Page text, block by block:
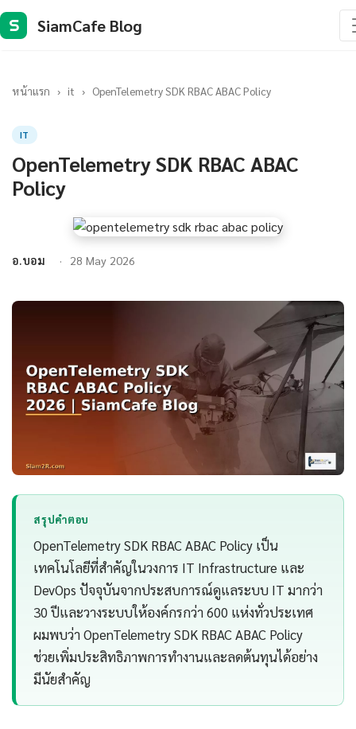
S SiamCafe Blog
หน้าแรก › it › OpenTelemetry SDK RBAC ABAC Policy
IT
OpenTelemetry SDK RBAC ABAC
Policy
อ.บอม 28 May 2026
สรุปคำตอบ
OpenTelemetry SDK RBAC ABAC Policy เป็น
เทคโนโลยีที่สำคัญในวงการ IT Infrastructure และ
DevOps ปัจจุบันจากประสบการณ์ดูแลระบบ IT มากว่า
30 ปีและวางระบบให้องค์กรกว่า 600 แห่งทั่วประเทศ
ผมพบว่า OpenTelemetry SDK RBAC ABAC Policy
ช่วยเพิ่มประสิทธิภาพการทำงานและลดต้นทุนได้อย่าง
มีนัยสำคัญ